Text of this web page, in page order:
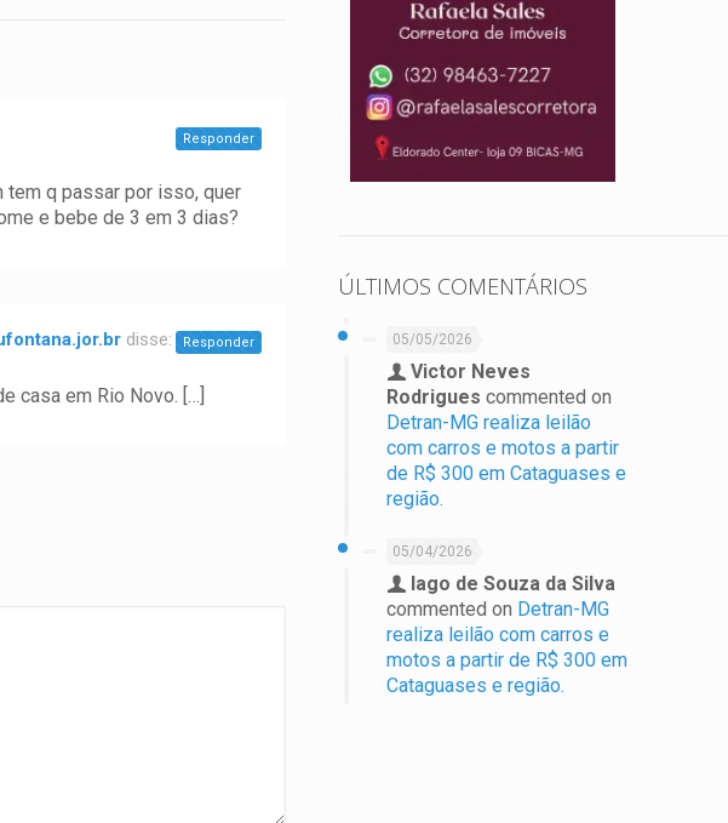
tem q passar por isso, quer
e bebe de 3 em 3 dias?
Responder
disse:
casa em Rio Novo. […]
Responder
ÚLTIMOS COMENTÁRIOS
05/05/2026
Victor Neves
Rodrigues commented on
Detran-MG realiza leilão
com carros e motos a partir
de R$ 300 em Cataguases e
região.
05/04/2026
Iago de Souza da Silva
commented on Detran-MG
realiza leilão com carros e
motos a partir de R$ 300 em
Cataguases e região.